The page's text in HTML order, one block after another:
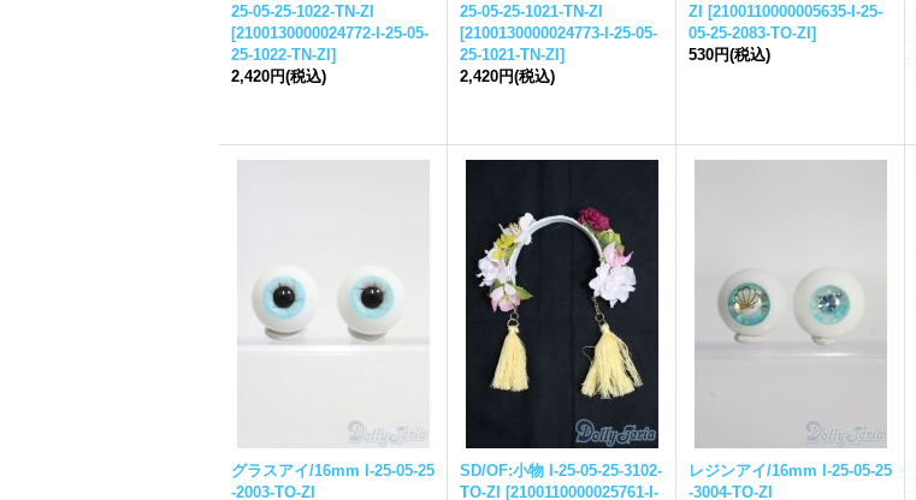
25-05-25-1022-TN-ZI
[2100130000024772-I-25-05-
25-1022-TN-ZI ]
2,420円(税込)
25-05-25-1021-TN-ZI
[2100130000024773-I-25-05-
25-1021-TN-ZI ]
2,420円(税込)
ZI
[2100110000005635-I-25-
05-25-2083-TO-ZI ]
530円(税込)
グラスアイ/16mm I-25-05-25
-2003-TO-ZI
SD/OF:小物 I-25-05-25-3102-
TO-ZI
[2100110000025761-I-
レジンアイ/16mm I-25-05-25
-3004-TO-ZI